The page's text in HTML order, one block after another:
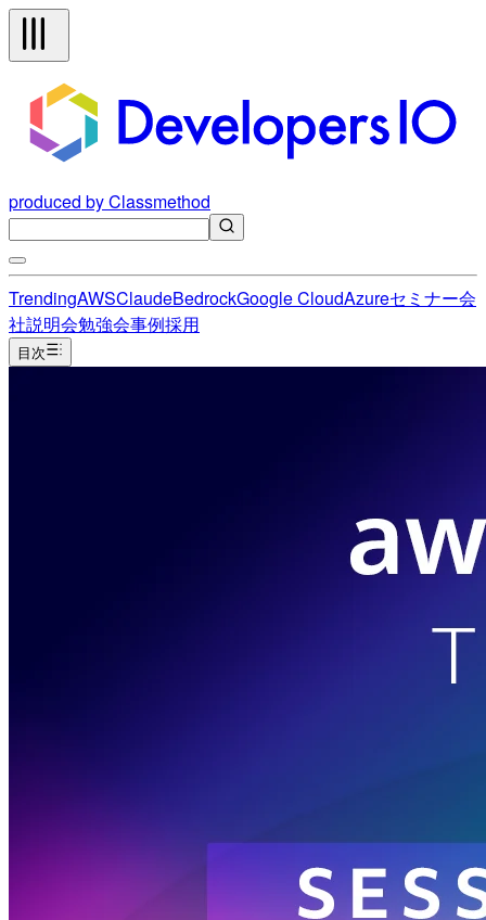
produced by Classmethod
TrendingAWSClaudeBedrockGoogle CloudAzureセミナー会
社説明会勉強会事例採用
目次